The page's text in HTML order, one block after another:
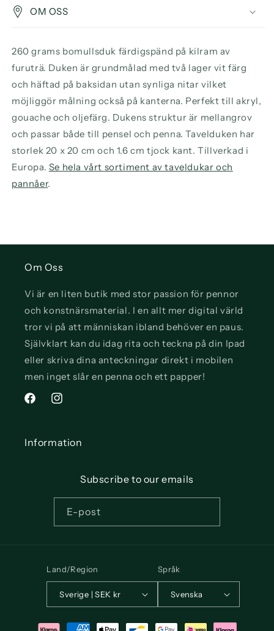
OM OSS
260 grams bomullsduk färdigspänd på kilram av
furuträ. Duken är grundmålad med två lager vit färg
och häftad på baksidan utan synliga nitar vilket
möjliggör målning också på kanterna. Perfekt till akryl,
gouache och oljefärg. Dukens struktur är mellangrov
och passar både till pensel och penna. Tavelduken har
storlek 20 x 20 cm och 1.6 cm tjock kant. Tillverkad i
Europa. Se hela vårt sortiment av taveldukar och
pannåer.
Om Oss
Vi är en liten butik med stor passion för pennor
och konstnärsmaterial. I en allt mer digital värld
tror vi på att människan ibland behöver en paus.
Självklart kan du idag rita och teckna på din Ipad
eller skriva dina anteckningar direkt i mobilen
men inget slår en penna och ett papper!
FacebookInstagram
Information
Subscribe to our emails
E-post
Land/Region
Sverige | SEK kr
Språk
Svenska
Betalningsmetoder